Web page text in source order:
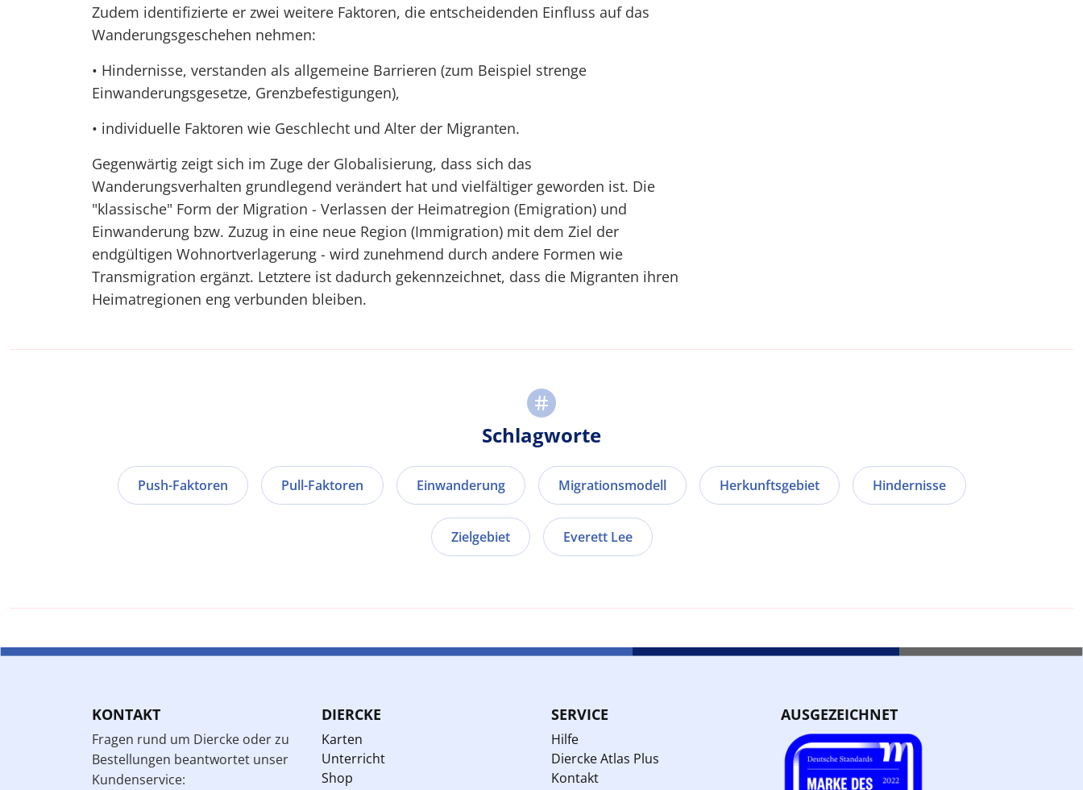
Zudem identifizierte er zwei weitere Faktoren, die entscheidenden Einfluss auf das
Wanderungsgeschehen nehmen:
• Hindernisse, verstanden als allgemeine Barrieren (zum Beispiel strenge
Einwanderungsgesetze, Grenzbefestigungen),
• individuelle Faktoren wie Geschlecht und Alter der Migranten.
Gegenwärtig zeigt sich im Zuge der Globalisierung, dass sich das
Wanderungsverhalten grundlegend verändert hat und vielfältiger geworden ist. Die
"klassische" Form der Migration - Verlassen der Heimatregion (Emigration) und
Einwanderung bzw. Zuzug in eine neue Region (Immigration) mit dem Ziel der
endgültigen Wohnortverlagerung - wird zunehmend durch andere Formen wie
Transmigration ergänzt. Letztere ist dadurch gekennzeichnet, dass die Migranten ihren
Heimatregionen eng verbunden bleiben.
Schlagworte
Push-Faktoren Pull-Faktoren Einwanderung Migrationsmodell Herkunftsgebiet Hindernisse
Zielgebiet Everett Lee
KONTAKT
Fragen rund um Diercke oder zu
Bestellungen beantwortet unser
Kundenservice:
DIERCKE
Karten
Unterricht
Shop
SERVICE
Hilfe
Diercke Atlas Plus
Kontakt
AUSGEZEICHNET